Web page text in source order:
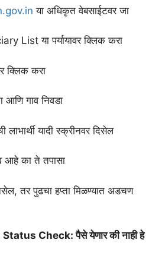
या अधिकृत वेबसाईटवर जा
List या पर्यायावर क्लिक करा
क्लिक करा
आणि गाव निवडा
लाभार्थी यादी स्क्रीनवर दिसेल
आहे का ते तपासा
तर पुढचा हप्ता मिळण्यात अडचण
Check: पैसे येणार की नाही हे